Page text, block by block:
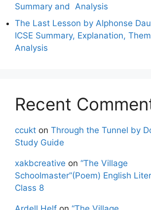
Summary and Analysis
The Last Lesson by Alphonse
ICSE Summary, Explanation,
Analysis
Recent
ccukt on Through the Tunnel by
Study Guide
xakbcreative on “The Village
Schoolmaster”(Poem) English
Class 8